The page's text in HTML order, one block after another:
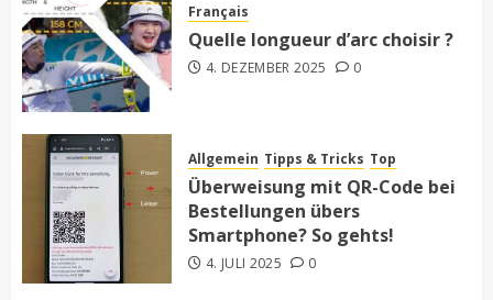
Français
Quelle longueur d’arc choisir ?
4. DEZEMBER 2025 0
Allgemein Tipps & Tricks Top
Überweisung mit QR-Code bei
Bestellungen übers
Smartphone? So gehts!
4. JULI 2025 0